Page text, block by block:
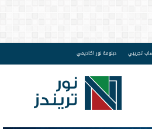
تجريبي دبلومة نور اكاديمي